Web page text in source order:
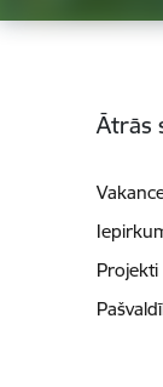
Ātrās
Projekti